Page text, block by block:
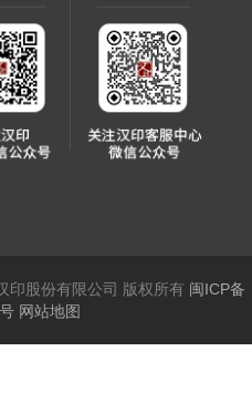
印股份有限公司 版权所有 闽ICP备
网站地图